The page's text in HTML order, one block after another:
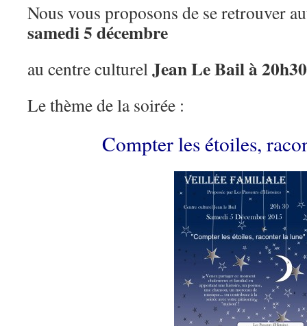
Nous vous proposons de se retrouver
samedi 5 décembre
au centre culturelJean Le Bail à 20h30
Le thème de la soirée :
Compter les étoiles,